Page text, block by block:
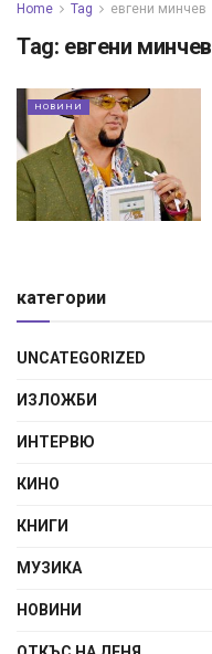
Home Tag евгени минчев
Tag: евгени минчев
НОВИНИ
категории
UNCATEGORIZED
ИЗЛОЖБИ
ИНТЕРВЮ
КИНО
КНИГИ
МУЗИКА
НОВИНИ